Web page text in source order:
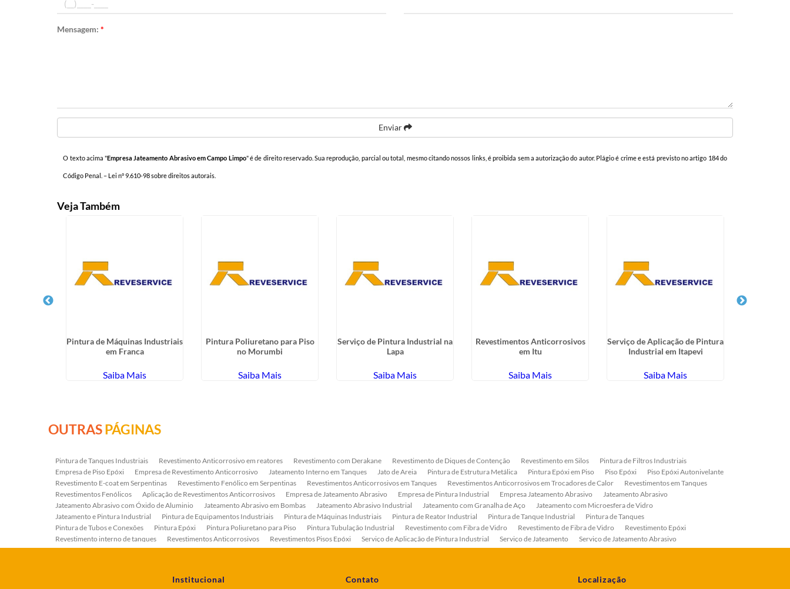
Mensagem:*
Enviar
O texto acima "Empresa Jateamento Abrasivo em Campo Limpo" é de direito reservado. Sua reprodução, parcial ou total, mesmo citando nossos links, é proibida sem a autorização do autor. Plágio é crime e está previsto no artigo 184 do
Código Penal. – Lei n° 9.610-98 sobre direitos autorais
Veja Também
Pintura de Máquinas Industriais
em Franca
Saiba Mais
Pintura Poliuretano para Piso
no Morumbi
Saiba Mais
Serviço de Pintura Industrial na
Lapa
Saiba Mais
Revestimentos Anticorrosivos
em Itu
Saiba Mais
Serviço de Aplicação de Pintura
Industrial em Itapevi
Saiba Mais
OUTRASPÁGINAS
Pintura de Tanques Industriais Revestimento Anticorrosivo em reatores Revestimento com Derakane Revestimento de Diques de Contenção Revestimento em Silos
Pintura de Filtros Industriais
Empresa de Piso Epóxi
Empresa de Revestimento Anticorrosivo Jateamento Interno em Tanques Jato de Areia Pintura de Estrutura Metálica Pintura Epóxi em Piso Piso Epóxi
Piso Epóxi Autonivelante
Revestimento E-coat em Serpentinas
Revestimento Fenólico em Serpentinas Revestimentos Anticorrosivos em Tanques Revestimentos Anticorrosivos em Trocadores de Calor
Revestimentos em Tanques
Revestimentos Fenólicos
Aplicação de Revestimentos Anticorrosivos Empresa de Jateamento Abrasivo Empresa de Pintura Industrial Empresa Jateamento Abrasivo
Jateamento Abrasivo
Jateamento Abrasivo com Óxido de Aluminio
Jateamento Abrasivo em Bombas Jateamento Abrasivo Industrial Jateamento com Granalha de Aço
Jateamento com Microesfera de Vidro
Jateamento e Pintura Industrial
Pintura de Equipamentos Industriais Pintura de Máquinas Industriais Pintura de Reator Industrial Pintura de Tanque Industrial
Pintura de Tanques
Pintura de Tubos e Conexões
Pintura Epóxi Pintura Poliuretano para Piso Pintura Tubulação Industrial Revestimento com Fibra de Vidro Revestimento de Fibra de Vidro
Revestimento Epóxi
Revestimento interno de tanques
Revestimentos Anticorrosivos Revestimentos Pisos Epóxi Serviço de Aplicação de Pintura Industrial Serviço de Jateamento
Serviço de Jateamento Abrasivo
Serviço de Jateamento e Pintura
Serviço de Jateamento em Bombas Serviço de Pintura de Bombas Industriais Serviço de Pintura de Tanque Industrial
Serviço de Pintura de Válvulas
Institucional Contato Localização